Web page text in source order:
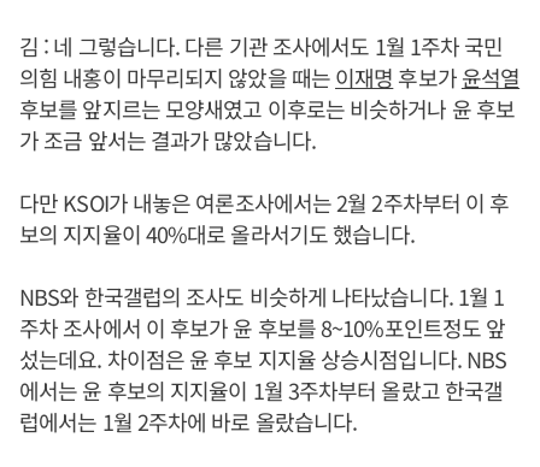
김 : 네 그렇습니다. 다른 기관 조사에서도 1월 1주차 국민
의힘 내홍이 마무리되지 않았을 때는이재명 후보가윤석열
후보를 앞지르는 모양새였고 이후로는 비슷하거나 윤 후보
가 조금 앞서는 결과가 많았습니다.
다만 KSOI가 내놓은 여론조사에서는 2월 2주차부터 이 후
보의 지지율이 40%대로 올라서기도 했습니다.
NBS와 한국갤럽의 조사도 비슷하게 나타났습니다. 1월 1
주차 조사에서 이 후보가 윤 후보를 8~10%포인트정도 앞
섰는데요. 차이점은 윤 후보 지지율 상승시점입니다. NBS
에서는 윤 후보의 지지율이 1월 3주차부터 올랐고 한국갤
럽에서는 1월 2주차에 바로 올랐습니다.